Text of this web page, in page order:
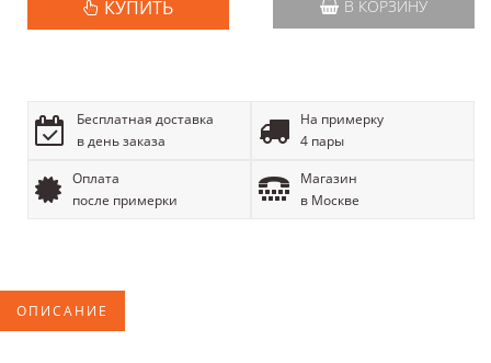
КУПИТЬ В КОРЗИНУ
Бесплатная доставка
в день заказа
На примерку
4 пары
Оплата
после примерки
Магазин
в Москве
ОПИСАНИЕ